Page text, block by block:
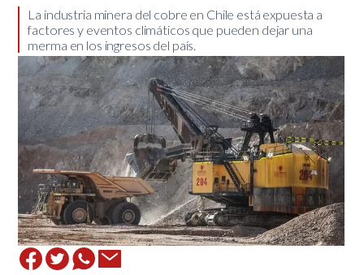
La industria minera del cobre en Chile está expuesta a
factores y eventos climáticos que pueden dejar una
merma en los ingresos del país. ​